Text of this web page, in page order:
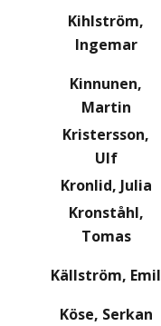
Kihlström,
Ingemar
Kinnunen,
Martin
Kristersson,
Ulf
Kronlid, Julia
Kronståhl,
Tomas
Källström, Emil
Köse, Serkan